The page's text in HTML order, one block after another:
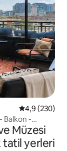
5 üzerinden
4,9 (230)
Balkon -
Müzesi
tatil yerleri